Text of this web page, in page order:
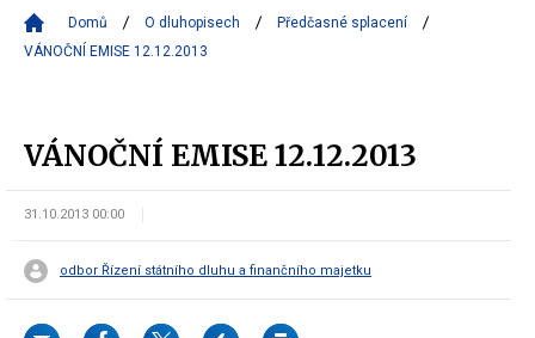
Domů O dluhopisech
Předčasné splacení
VÁNOČNÍ EMISE 12.12.2013
VÁNOČNÍ EMISE 12.12.2013
31.10.2013 00:00
odbor Řízení státního dluhu a finančního majetku